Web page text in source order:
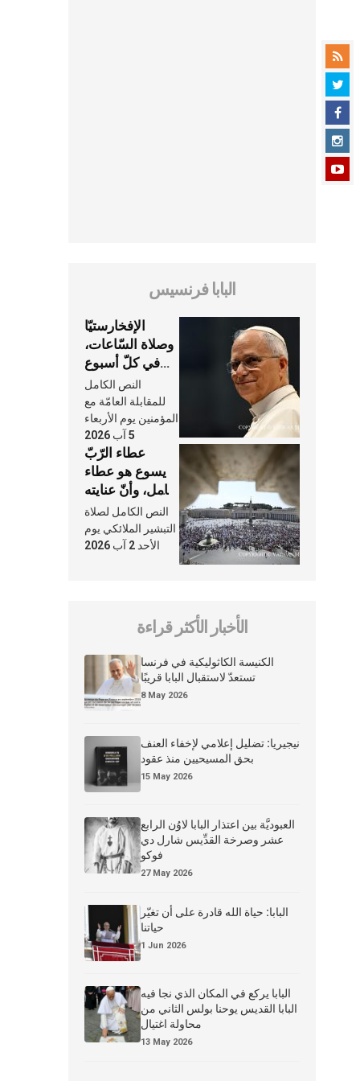
البابا فرنسيس
الإفخارستيّا
وصلاة السّاعات،
في كلّ أسبوع
وكلّ يوم، هما
النَّفَس في حياة
الكنيسة
النص الكامل
للمقابلة العامّة مع
المؤمنين يوم الأربعاء
5 آب 2026
عطاء الرّبّ
يسوع هو عطاء
شامل، وأنّ عنايته
بنا لا تغيب عنّا
أبدًا
النص الكامل لصلاة
التبشير الملائكي يوم
الأحد 2 آب 2026
الأخبار الأكثر قراءة
الكنيسة الكاثوليكية في فرنسا
تستعدّ لاستقبال البابا قريبًا
8 May 2026
نيجيريا: تضليل إعلامي لإخفاء العنف
بحق المسيحيين منذ عقود
15 May 2026
العبوديَّة بين اعتذار البابا لاوُن الرابع
عشر وصرخة القدِّيس شارل دي
فوكو
27 May 2026
البابا: حياة الله قادرة على أن تغيّر
حياتنا
1 Jun 2026
البابا يركع في المكان الذي نجا فيه
البابا القديس يوحنا بولس الثاني من
محاولة اغتيال
13 May 2026